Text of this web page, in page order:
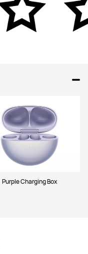
Purple Charging Box